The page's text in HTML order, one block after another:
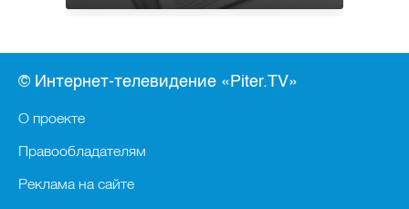
© Интернет-телевидение «Piter.TV»
О проекте
Правообладателям
Реклама на сайте